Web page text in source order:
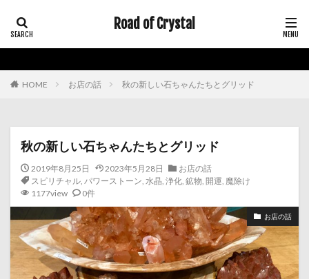
Road of Crystal
HOME お店の話 秋の新しい石ちゃんたちとグリッド
秋の新しい石ちゃんたちとグリッド
2019年8月25日 2023年5月28日
お店の話
スピリチャル, パワーストーン, 水晶, 浄化, 鉱物, 開運, 魔除け
1177view
0件
お店の話